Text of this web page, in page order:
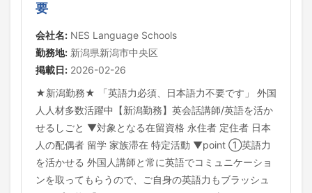
要
会社名: NES Language Schools
勤務地: 新潟県新潟市中央区
掲載日: 2026-02-26
★新潟勤務★ 「英語力必須、日本語力不要です」 外国
人人材多数活躍中【新潟勤務】英会話講師/英語を活か
せるしごと ▼対象となる在留資格 永住者 定住者 日本
人の配偶者 留学 家族滞在 特定活動 ▼point ①英語力
を活かせる 外国人講師と常に英語でコミュニケーショ
ンを取ってもらうので、ご自身の英語力もブラッシュ